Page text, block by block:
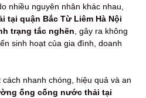
nhiều nguyên nhân khác nhau,
quận Bắc Từ Liêm Hà Nội
trạng tắc nghẽn , gây ra không
sinh hoạt của gia đình, doanh
nhanh chóng, hiệu quả và an
ống cống nước thải tại